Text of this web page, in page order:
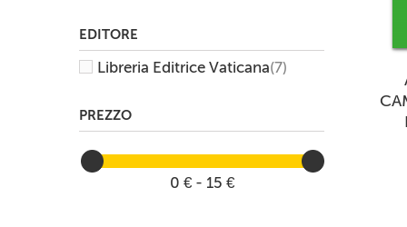
EDITORE
Libreria Editrice Vaticana(7)
PREZZO
0 € - 15 €